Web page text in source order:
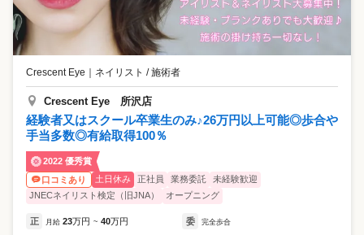
Crescent Eye ｜ ネイリスト / 施術者
Crescent Eye 所沢店
経験者又はスクール卒業生のみ♪26万円以上可能◎歩合や
手当多数◎有給取得100％
2022 優秀賞
口コミあり
土日休み 正社員 業務委託
未経験歓迎
JNECネイリスト検定（旧JNA）
オープニング
正 月給 23万円 ~ 40万円 委 完全歩合